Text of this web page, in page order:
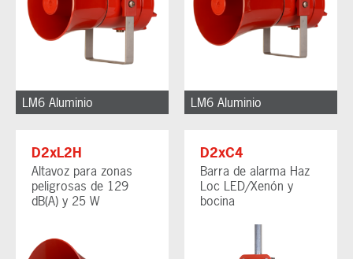
LM6 Aluminio LM6 Aluminio
D2xL2H
Altavoz para zonas
peligrosas de 129
dB(A) y 25 W
D2xC4
Barra de alarma Haz
Loc LED/Xenón y
bocina